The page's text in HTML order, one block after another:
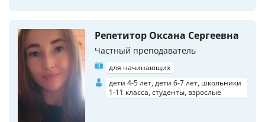
Репетитор Оксана Сергеевна
Частный преподаватель
для начинающих
дети 4-5 лет, дети 6-7 лет, школьники
1-11 класса, студенты, взрослые